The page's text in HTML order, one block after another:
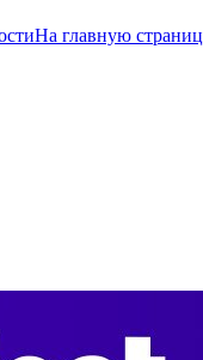
На главную